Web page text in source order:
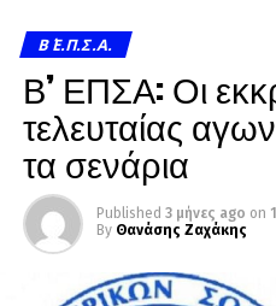
Β΄ Ε.Π.Σ.Α.
Β’ ΕΠΣΑ: Οι
τελευταίας
τα σενάρια
Published 3 μήνες ago on
By Θανάσης Ζαχάκης